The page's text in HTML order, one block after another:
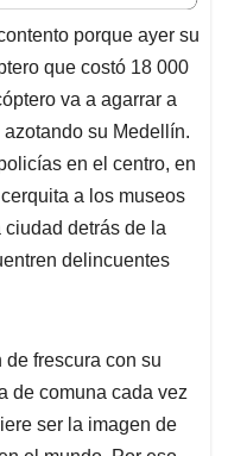
porque ayer su
que costó 18 000
va a agarrar a
su Medellín.
en el centro, en
a los museos
detrás de la
delincuentes
frescura con su
de comuna cada vez
ser la imagen de